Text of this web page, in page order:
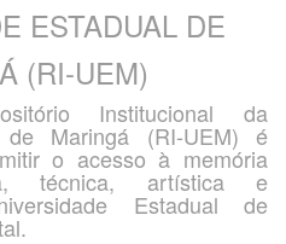
ESTADUAL DE
(RI-UEM)
Institucional da
de Maringá (RI-UEM) é
o acesso à memória
técnica, artística e
Estadual de